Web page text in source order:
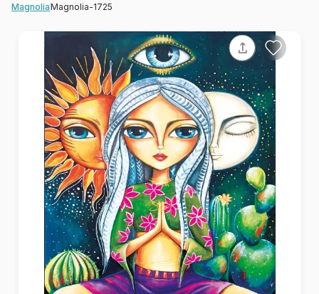
MagnoliaMagnolia-1725